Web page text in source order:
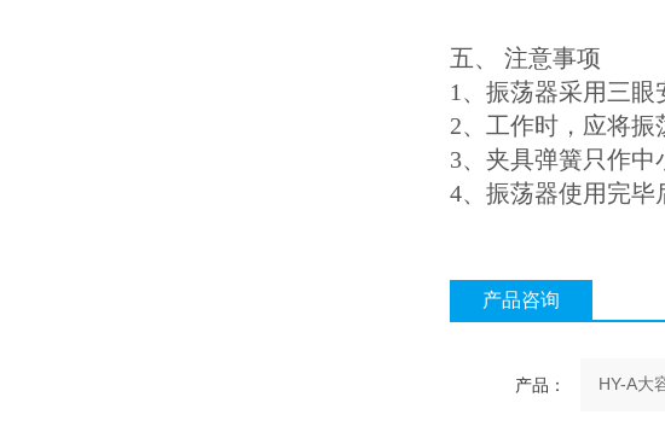
五、 注意事项
1、振荡器采用三眼
2、工作时，应将振
3、夹具弹簧只作中
4、振荡器使用完毕
产品咨询
产品：